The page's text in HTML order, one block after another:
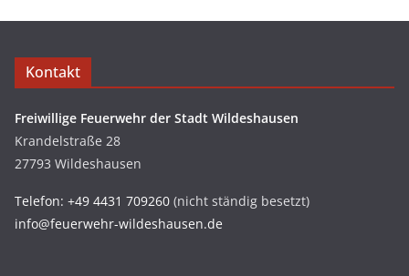
Kontakt
Freiwillige Feuerwehr der Stadt Wildeshausen
Krandelstraße 28
27793 Wildeshausen
Telefon: +49 4431 709260 (nicht ständig besetzt)
info@feuerwehr-wildeshausen.de